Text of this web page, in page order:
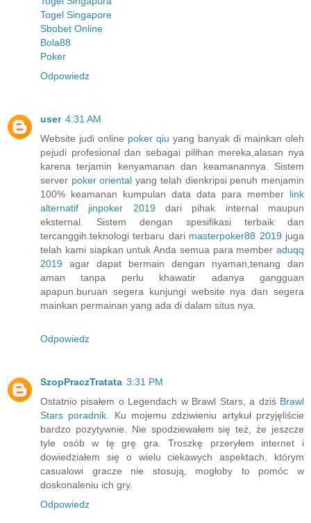
Togel Singapore
Sbobet Online
Bola88
Poker
Odpowiedz
user 4:31 AM
Website judi online poker qiu yang banyak di mainkan oleh
pejudi profesional dan sebagai pilihan mereka,alasan nya
karena terjamin kenyamanan dan keamanannya. Sistem
server poker oriental yang telah dienkripsi penuh menjamin
100% keamanan kumpulan data data para member link
alternatif jinpoker 2019dari pihak internal maupun
eksternal. Sistem dengan spesifikasi terbaik dan
tercanggih.teknologi terbaru dari masterpoker88 2019juga
telah kami siapkan untuk Anda semua para member aduqq
2019 agar dapat bermain dengan nyaman,tenang dan
aman tanpa perlu khawatir adanya gangguan
apapun.buruan segera kunjungi website nya dan segera
mainkan permainan yang ada di dalam situs nya.
Odpowiedz
SzopPraczTratata 3:31 PM
Ostatnio pisałem o Legendach w Brawl Stars, a dziś Brawl
Stars poradnik . Ku mojemu zdziwieniu artykuł przyjęliście
bardzo pozytywnie. Nie spodziewałem się też, że jeszcze
tyle osób w tę grę gra. Troszkę przeryłem internet i
dowiedziałem się o wielu ciekawych aspektach, którym
casualowi gracze nie stosują, mogłoby to pomóc w
doskonaleniu ich gry.
Odpowiedz